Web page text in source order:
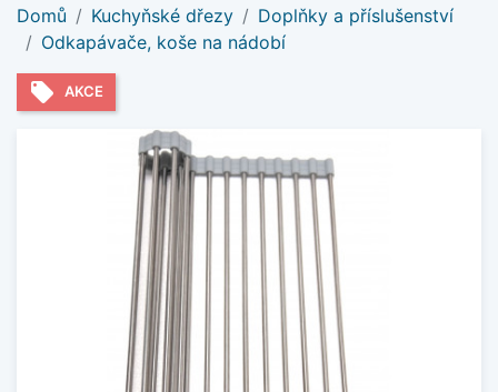
Domů Kuchyňské dřezy
Doplňky a příslušenství
Odkapávače, koše na nádobí
local_offer AKCE